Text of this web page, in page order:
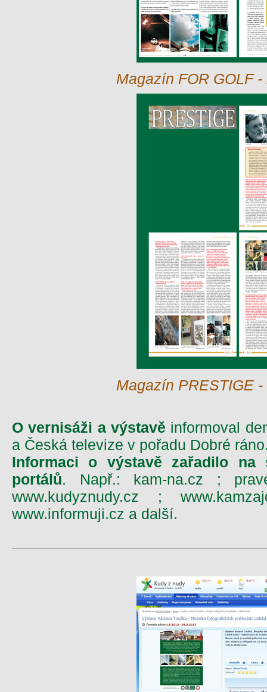
Magazín FOR GOLF
Magazín PRESTIGE
O vernisáži a výstavě informoval
a Česká televize v pořadu Dobré
Informaci o výstavě zařadilo na
portálů. Např.: kam-na.cz ;
www.kudyznudy.cz ;
www.informuji.cz a další.